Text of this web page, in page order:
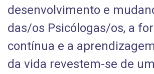
desenvolvimento e
das/os Psicólogas/os, a
contínua e a
da vida revestem-se de